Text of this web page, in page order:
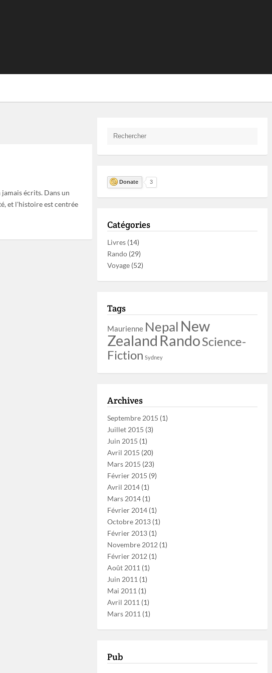
écrits. Dans un
et l'histoire est centrée
Donate 3
Catégories
Livres (14)
Rando (29)
Voyage (52)
Tags
Maurienne Nepal New
Zealand RandoScience-
Fiction Sydney
Archives
Septembre 2015 (1)
Juillet 2015 (3)
Juin 2015 (1)
Avril 2015 (20)
Mars 2015 (23)
Février 2015 (9)
Avril 2014 (1)
Mars 2014 (1)
Février 2014 (1)
Octobre 2013 (1)
Février 2013 (1)
Novembre 2012 (1)
Février 2012 (1)
Août 2011 (1)
Juin 2011 (1)
Mai 2011 (1)
Avril 2011 (1)
Mars 2011 (1)
Pub